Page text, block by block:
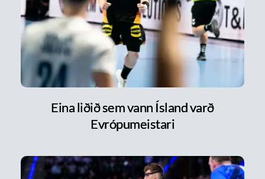
Eina liðið sem vann Ísland varð
Evrópumeistari